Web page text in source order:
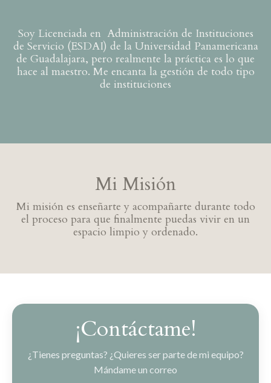
Soy Licenciada en Administración de Instituciones
de Servicio (ESDAI) de la Universidad Panamericana
de Guadalajara, pero realmente la práctica es lo que
hace al maestro. Me encanta la gestión de todo tipo
de instituciones
Mi Misión
Mi misión es enseñarte y acompañarte durante todo
el proceso para que finalmente puedas vivir en un
espacio limpio y ordenado.
¡Contáctame!
¿Tienes preguntas? ¿Quieres ser parte de mi equipo?
Mándame un correo